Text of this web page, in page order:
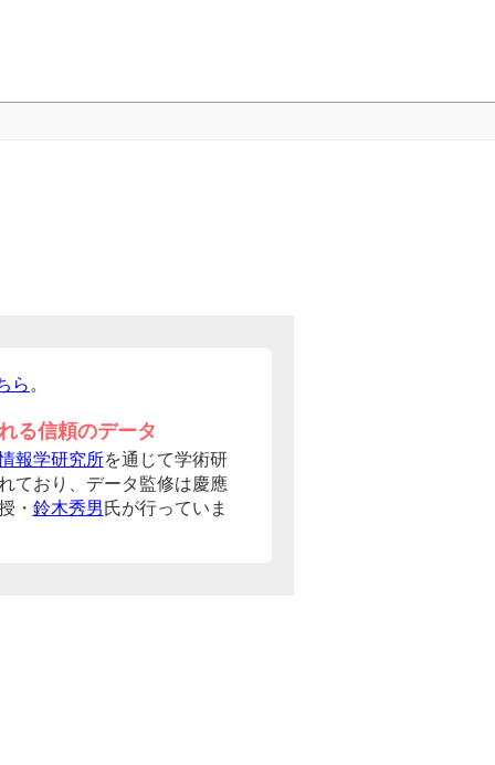
ら 。
る信頼のデータ
報学研究所を通じて学術研
ており、データ監修は慶應
・ 鈴木秀男 氏が行っていま